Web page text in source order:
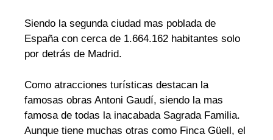
Siendo la segunda ciudad mas poblada de
España con cerca de 1.664.162 habitantes solo
por detrás de Madrid.
Como atracciones turísticas destacan la
famosas obras Antoni Gaudí, siendo la mas
famosa de todas la inacabada Sagrada Familia.
Aunque tiene muchas otras como Finca Güell, el